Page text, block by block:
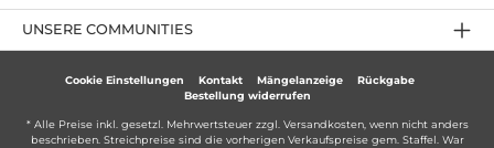
UNSERE COMMUNITIES
Cookie Einstellungen Kontakt Mängelanzeige
Rückgabe
Bestellung widerrufen
* Alle Preise inkl. gesetzl. Mehrwertsteuer zzgl. Versandkosten, wenn nicht anders
beschrieben. Streichpreise sind die vorherigen Verkaufspreise gem. Staffel. War